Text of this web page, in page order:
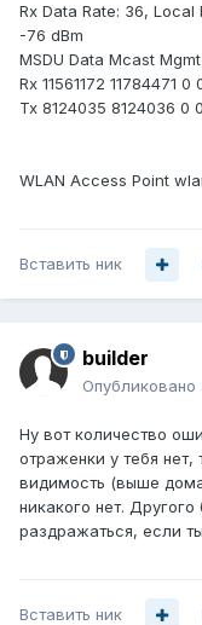
Rx Data Rate: 36, Local
-76 dBm
MSDU Data Mcast
Rx 11561172 11784471 0
Tx 8124035 8124036 0
WLAN Access Point
Вставить ник
builder
Опубликовано
Ну вот количество
отраженки у тебя
видимость (выше
никакого нет.
раздражаться, если
Вставить ник